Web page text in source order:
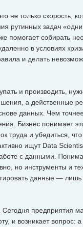
не только скорость,
рутинных задач
помогает собирать
в условиях
и делать
и производить,
а действенные
данных. Чем
Бизнес понимает
труда и убедиться,
ищут Data
с данными.
но инструменты и
данные — лишь
предприятия
и возникает вопрос: